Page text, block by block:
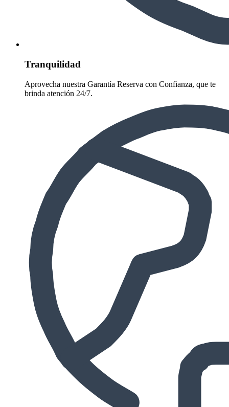
Tranquilidad
Aprovecha nuestra Garantía Reserva con Confianza, que te
brinda atención 24/7.